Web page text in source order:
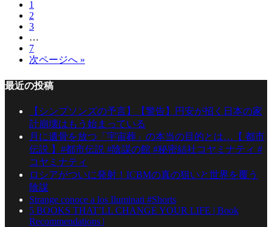
1
2
3
…
7
次ページへ »
最近の投稿
【シンプソンズの予言】【警告】円安が招く日本の家
計崩壊はもう始まっている
月に遺骨を放つ「宇宙葬」の本当の目的とは…【 都市
伝説 】#都市伝説 #陰謀の館 #秘密結社コヤミナティ #
コヤミナティ
ロシアがついに発射！ICBMの真の狙いと世界を覆う
陰謀
Strange conoce a los Iluminati #Shorts
5 BOOKS THAT’LL CHANGE YOUR LIFE | Book
Recommendations |